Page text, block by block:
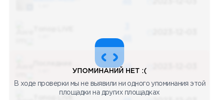
48
48
УПОМИНАНИЙ НЕТ :(
В ходе проверки мы не выявили ни одного упоминания этой
площадки на других площадках